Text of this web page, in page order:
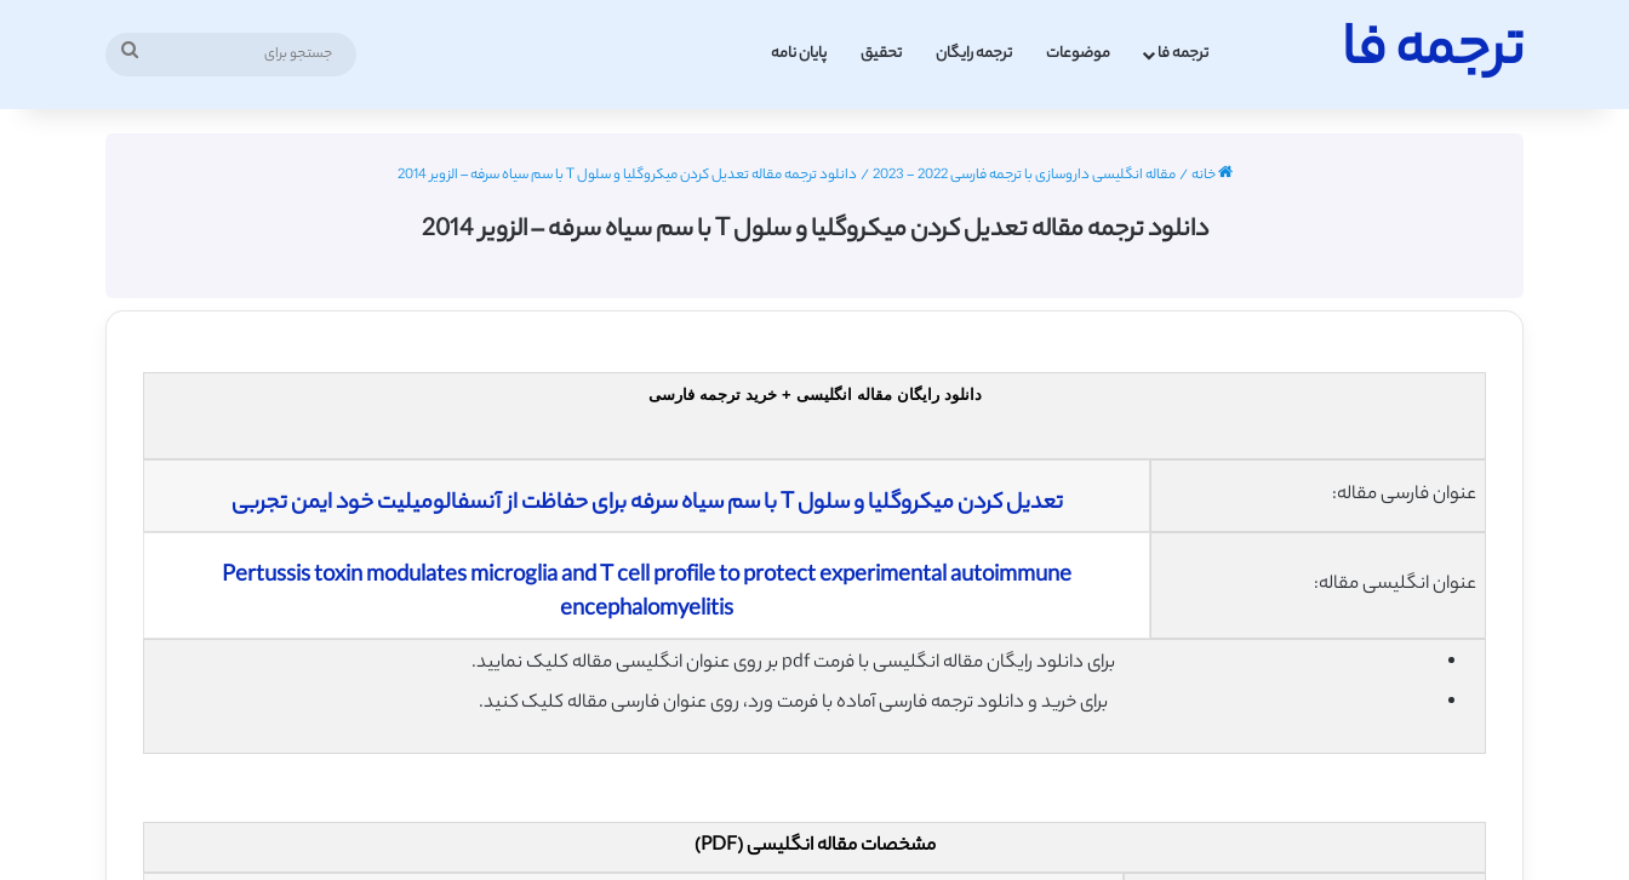
ترجمه فا ترجمه فا موضوعات ترجمه رایگان تحقیق پایان نامه
خانه/مقاله انگلیسی داروسازی با ترجمه فارسی 2022 - 2023 / دانلود ترجمه مقاله تعدیل کردن میکروگلیا و سلول T با سم سیاه سرفه – الزویر 2014
دانلود ترجمه مقاله تعدیل کردن میکروگلیا و سلول T با سم سیاه سرفه – الزویر 2014
دانلود رایگان مقاله انگلیسی + خرید ترجمه فارسی
عنوان فارسی مقاله: تعدیل کردن میکروگلیا و سلول T با سم سیاه سرفه برای حفاظت از آنسفالومیلیت خود ایمن تجربی
عنوان انگلیسی مقاله:
Pertussis toxin modulates microglia and T cell profile to protect experimental autoimmune
encephalomyelitis
برای دانلود رایگان مقاله انگلیسی با فرمت pdf بر روی عنوان انگلیسی مقاله کلیک نمایید.
برای خرید و دانلود ترجمه فارسی آماده با فرمت ورد، روی عنوان فارسی مقاله کلیک کنید.
مشخصات مقاله انگلیسی (PDF)